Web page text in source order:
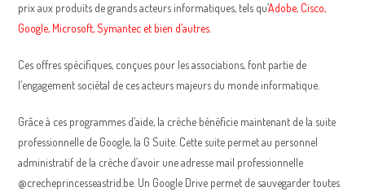
prix aux produits de grands acteurs informatiques, tels qu’Adobe, Cisco,
Google, Microsoft, Symantec et bien d’autres
Ces offres spécifiques, conçues pour les associations, font partie de
l’engagement sociétal de ces acteurs majeurs du monde informatique.
Grâce à ces programmes d’aide, la crèche bénéficie maintenant de la suite
professionnelle de Google, la G Suite. Cette suite permet au personnel
administratif de la crèche d’avoir une adresse mail professionnelle
@crecheprincesseastrid.be. Un Google Drive permet de sauvegarder toutes